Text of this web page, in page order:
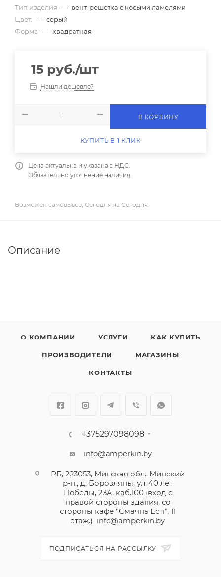
Тип изделия — вент. решетка с косыми ламелями
Цвет.
— серый
Форма — квадратная
15 руб./шт
Нашли дешевле?
В КОРЗИНУ
КУПИТЬ В 1 КЛИК
Цена актуальна и указана с НДС.
Обязательно уточнение наличия.
Возможен самовывоз, Сегодня на Сегодня.
Описание
О КОМПАНИИ УСЛУГИ КАК КУПИТЬ
ПРОИЗВОДИТЕЛИ МАГАЗИНЫ
КОНТАКТЫ
+375297098098
info@amperkin.by
РБ, 223053, Минская обл., Минский
р-н., д. Боровляны, ул. 40 лет
Победы, 23А, каб.100 (вход с
правой стороны здания, со
стороны кафе "Смачна Естi", 11
этаж.) info@amperkin.by
ПОДПИСАТЬСЯ НА РАССЫЛКУ